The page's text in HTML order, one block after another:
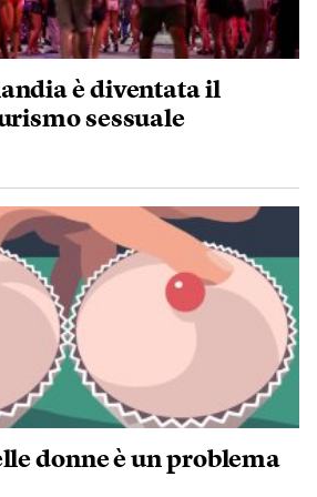
è diventata il
sessuale
donne è un problema